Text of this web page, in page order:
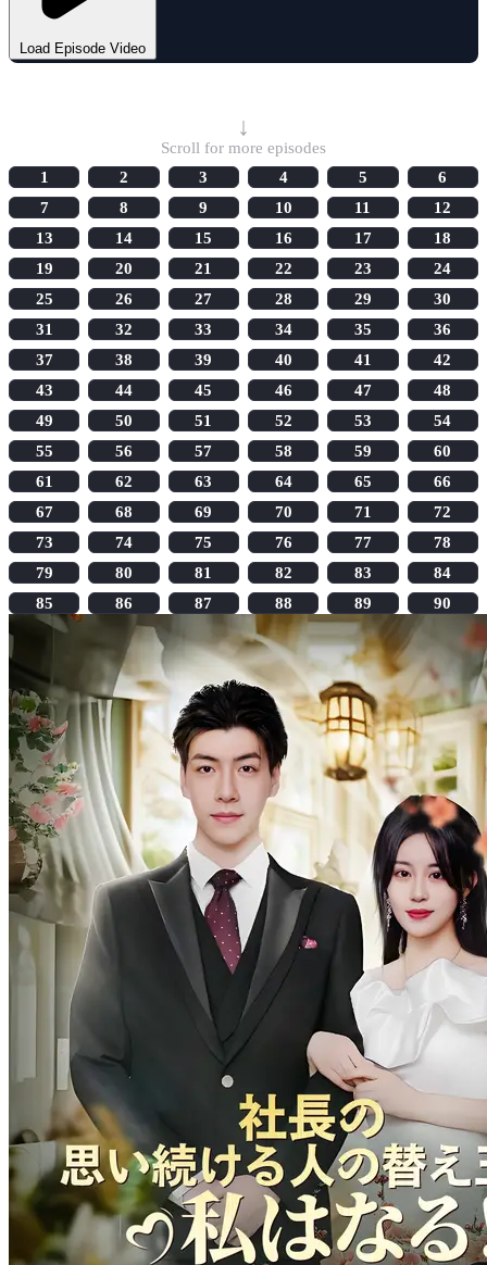
Load Episode Video
↓
Scroll for more episodes
1
2 3 4 5
6
7
8 9 10 11
12
13
14 15 16 17
18
19
20 21 22 23
24
25
26 27 28 29
30
31
32 33 34 35
36
37
38 39 40 41
42
43
44 45 46 47
48
49
50 51 52 53
54
55
56 57 58 59
60
61
62 63 64 65
66
67
68 69 70 71
72
73
74 75 76 77
78
79
80 81 82 83
84
85
86 87 88 89 90